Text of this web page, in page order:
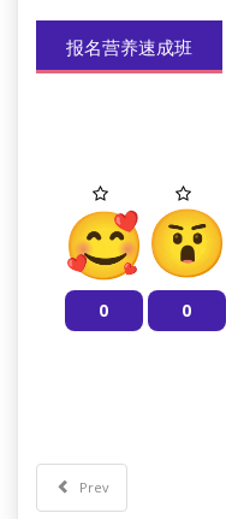
报名营养速成班
0
0
Prev